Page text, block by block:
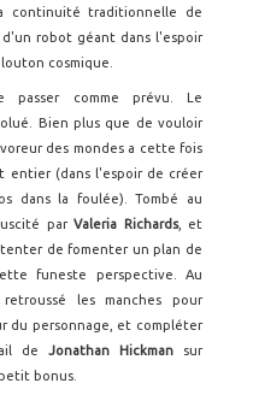
continuité traditionnelle de
robot géant dans l'espoir
cosmique.
passer comme prévu. Le
Bien plus que de vouloir
des mondes a cette fois
entier (dans l'espoir de créer
dans la foulée). Tombé au
par Valeria Richards, et
de fomenter un plan de
funeste perspective. Au
les manches pour
du personnage, et compléter
de Jonathan Hickmansur
bonus.